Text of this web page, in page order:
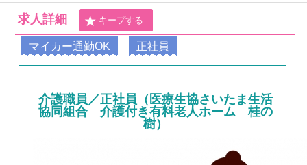
求人詳細 キープする
マイカー通勤OK 正社員
介護職員／正社員（医療生協さいたま生活
協同組合 介護付き有料老人ホーム 桂の
樹）